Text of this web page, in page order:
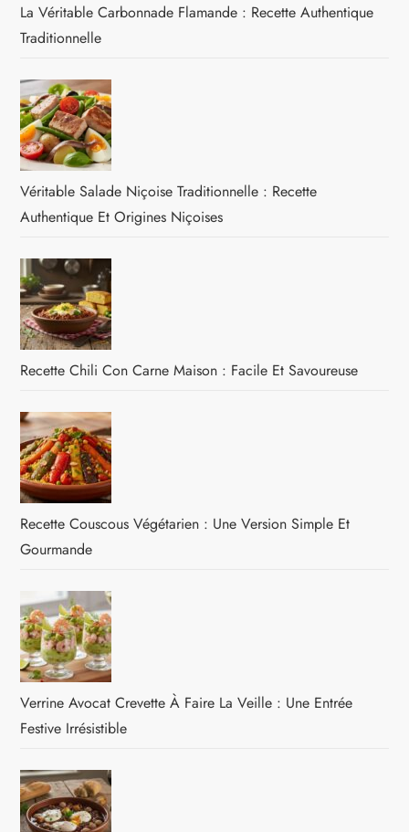
La Véritable Carbonnade Flamande : Recette Authentique
Traditionnelle
Véritable Salade Niçoise Traditionnelle : Recette
Authentique Et Origines Niçoises
Recette Chili Con Carne Maison : Facile Et Savoureuse
Recette Couscous Végétarien : Une Version Simple Et
Gourmande
Verrine Avocat Crevette À Faire La Veille : Une Entrée
Festive Irrésistible